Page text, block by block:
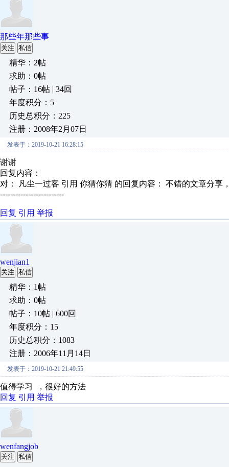
那些年那些事
关注 私信
精华：2帖
求助：0帖
帖子：16帖 | 34回
年度积分：5
历史总积分：225
注册：2008年2月07日
发表于：2019-10-21 16:28:15
谢谢
回复内容：
对： 凡尘一过客 引用 你猜你猜 的回复内容： 不错的文章分享
-------------------------
回复 引用 举报
wenjian1
关注 私信
精华：1帖
求助：0帖
帖子：10帖 | 600回
年度积分：15
历史总积分：1083
注册：2006年11月14日
发表于：2019-10-21 21:49:55
值得学习 ，很好的方法
回复 引用 举报
wenfangjob
关注 私信